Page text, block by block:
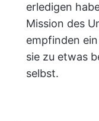
erledigen
Mission des
empfinden
sie zu etwas
selbst.